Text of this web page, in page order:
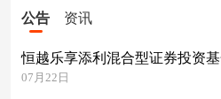
公告 资讯
恒越乐享添利混合型证券投资
07月22日